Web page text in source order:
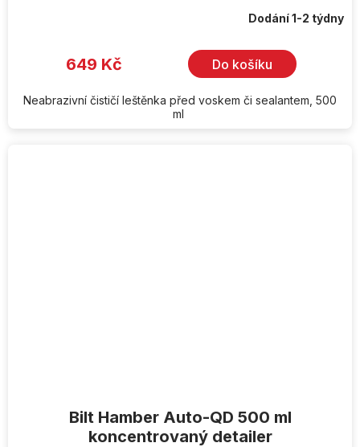
Dodání 1-2 týdny
649 Kč Do košíku
Neabrazivní čističí leštěnka před voskem či sealantem, 500
ml
Bilt Hamber Auto-QD 500 ml
koncentrovaný detailer